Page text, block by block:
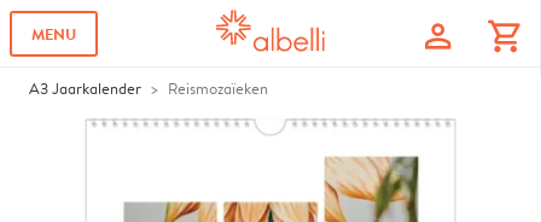
MENU profile shopping_cart
A3 Jaarkalender Reismozaïeken